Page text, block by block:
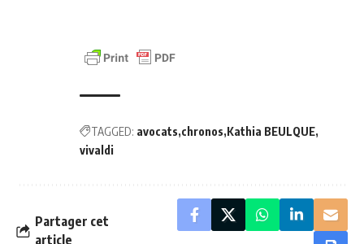
TAGGED: avocats chronos Kathia BEULQUE
vivaldi
Partager cet
article